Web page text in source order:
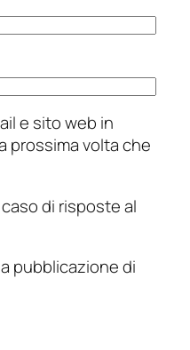
e sito web in
prossima volta che
di risposte al
pubblicazione di